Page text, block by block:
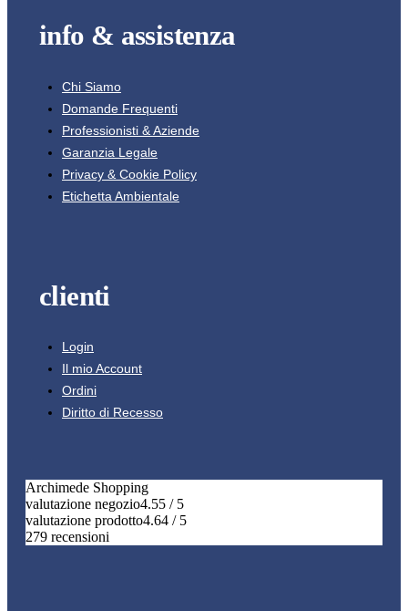
info & assistenza
Chi Siamo
Domande Frequenti
Professionisti & Aziende
Garanzia Legale
Privacy & Cookie Policy
Etichetta Ambientale
clienti
Login
Il mio Account
Ordini
Diritto di Recesso
Archimede Shopping
valutazione negozio4.55 / 5
valutazione prodotto4.64 / 5
279 recensioni